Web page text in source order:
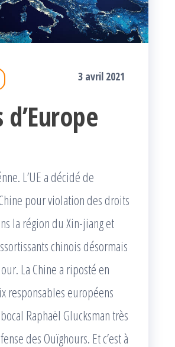
3 avril 2021
L’UE a décidé de
pour violation des droits
la région du Xin-jiang et
chinois désormais
La Chine a riposté en
responsables européens
Raphaël Glucksman très
des Ouïghours. Et c’est à